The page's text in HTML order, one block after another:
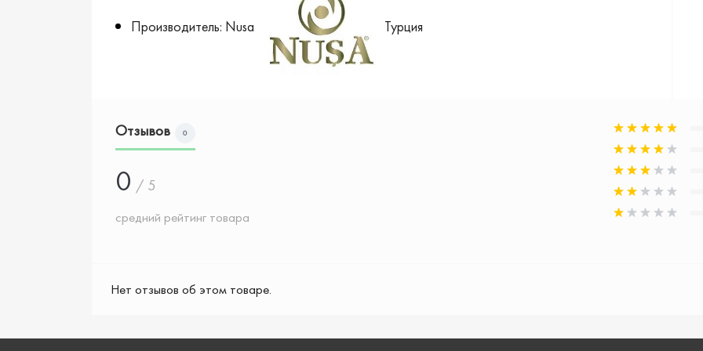
Производитель: Nusa Турция
Отзывов 0
0 / 5
средний рейтинг товара
Нет отзывов об этом товаре.